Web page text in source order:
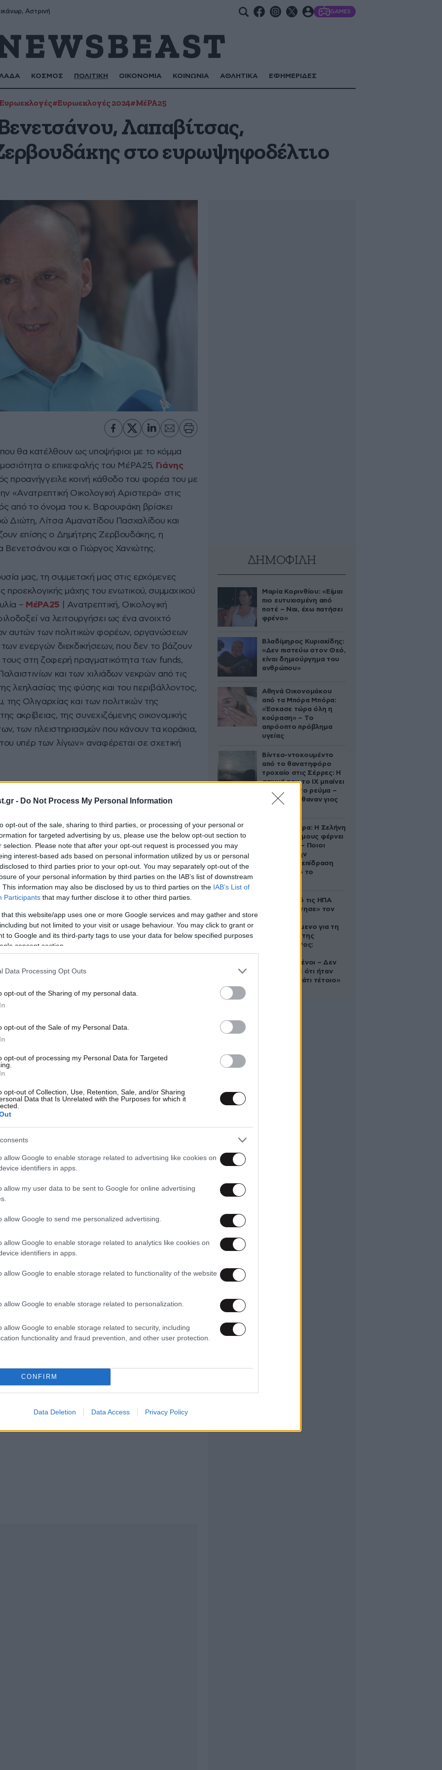
- Do Not Process My Personal Information
opt-out of the sale, sharing to third parties, or processing of your personal or
for targeted advertising by us, please use the below opt-out section to
selection. Please note that after your opt-out request is processed you may
interest-based ads based on personal information utilized by us or personal
to third parties prior to your opt-out. You may separately opt-out of the
of your personal information by third parties on the IAB’s list of downstream
This information may also be disclosed by us to third parties on the IAB’s List of
Participants that may further disclose it to other third parties.
that this website/app uses one or more Google services and may gather and store
but not limited to your visit or usage behaviour. You may click to grant or
to Google and its third-party tags to use your data for below specified purposes
consent section.
Data Processing Opt Outs
opt-out of the Sharing of my personal data.
opt-out of the Sale of my Personal Data.
opt-out of processing my Personal Data for Targeted
opt-out of Collection, Use, Retention, Sale, and/or Sharing
Data that Is Unrelated with the Purposes for which it
allow Google to enable storage related to advertising like cookies on
identifiers in apps.
allow my user data to be sent to Google for online advertising
allow Google to send me personalized advertising.
allow Google to enable storage related to analytics like cookies on
identifiers in apps.
allow Google to enable storage related to functionality of the website
allow Google to enable storage related to personalization.
allow Google to enable storage related to security, including
functionality and fraud prevention, and other user protection.
CONFIRM
Data Deletion Data Access Privacy Policy
Αστρινή GAMES
ΚΟΣΜΟΣ ΠΟΛΙΤΙΚΗ ΟΙΚΟΝΟΜΙΑ ΚΟΙΝΩΝΙΑ ΑΘΛΗΤΙΚΑ ΕΦΗΜΕΡΙΔΕΣ
#Ευρωεκλογές 2024#ΜέΡΑ25
Λαπαβίτσας,
στο ευρωψηφοδέλτιο
θα κατέλθουν ως υποψήφιοι με το κόμμα
ο επικεφαλής του ΜέΡΑ25, Γιάνης
προανήγγειλε κοινή κάθοδο του φορέα του με
«Ανατρεπτική Οικολογική Αριστερά» στις
από το όνομα του κ. Βαρουφάκη βρίσκει
Διώτη, Λίτσα Αμανατίδου Πασχαλίδου και
επίσης ο Δημήτρης Ζερβουδάκης, η
και ο Γιώργος Χανιώτης.
μας, τη συμμετοχή μας στις ερχόμενες
προεκλογικής μάχης του ενωτικού, συμμαχικού
– ΜέΡΑ25 | Ανατρεπτική, Οικολογική
να λειτουργήσει ως ένα ανοιχτό
αυτών των πολιτικών φορέων, οργανώσεων
ενεργών διεκδικήσεων, που δεν το βάζουν
στη ζοφερή πραγματικότητα των funds,
και των χιλιάδων νεκρών από τις
λεηλασίας της φύσης και του περιβάλλοντος,
της Ολιγαρχίας και των πολιτικών της
ακρίβειας, της συνεχιζόμενης οικονομικής
των πλειστηριασμών που κάνουν τα κοράκια,
υπέρ των λίγων» αναφέρεται σε σχετική
ένα κοινωνικό μέτωπο, στη βάση της
μαζί με πολιτικές δυνάμεις και πολιτικούς
ανένταχτες αγωνίστριες που συμμετέχουν
ανθρώπους της τέχνης και του πολιτισμού,
Ευρωεκλογές
του Ιουνίου, με κεντρικά
διαβίωση και την Περιβαλλοντική
ξεκινάει σήμερα, ενώ διατηρεί ανοιχτό
δύναμη, προς κάθε αγωνιστή και
στο Ευρωκοινοβούλιο απέναντι στο
Η ατέλειωτη πολεμική προετοιμασία, η αιώνια
για τους πολλούς, η αδράνεια μπροστά στην
διάλυση του περιβάλλοντος στο όνομα του
δεν πρέπει να μείνουν αναπάντητα.
αντίκτυπο στο
να τροφοδοτήσουμε στην Ελλάδα την
απέναντι στην λεηλασία της
Μητσοτάκη. Είμαστε εδώ!
της εργασίας, τον δημόσιο χώρο και τα
μπροστά στην κλιματική καταστροφή.
λεηλατούν τις ζωές μας. Προχωράμε!».
ευρωβουλευτών είναι τα εξής:
ΔΗΜΟΦΙΛΗ
Μαρία Κορινθίου: «Είμαι
πιο ευτυχισμένη από
ποτέ – Ναι, έχω πατήσει
φρένο»
Βλαδίμηρος Κυριακίδης:
«Δεν πιστεύω στον Θεό,
είναι δημιούργημα του
ανθρώπου»
Αθηνά Οικονομάκου
από τα Μπόρα Μπόρα:
«Έσκασε τώρα όλη η
κούραση» – Το
απρόοπτο πρόβλημα
υγείας
Βίντεο-ντοκουμέντο
από το θανατηφόρο
τροχαίο στις Σέρρες: Η
στιγμή που το ΙΧ μπαίνει
στο αντίθετο ρεύμα –
Ακαριαία πέθαναν γιος
Ζώδια σήμερα: Η Σελήνη
στους Διδύμους φέρνει
ανατροπές – Ποιοι
δέχονται την
ευεργετική επίδραση
του Δία από το
Ζευγάρι από τις ΗΠΑ
που «υιοθέτησε» τον
κατηγορούμενο για τη
δολοφονία της
Ελίζαμπεθ Ρος:
συντετριμμένοι – Δεν
έδειξε ποτέ ότι ήταν
ικανός για κάτι τέτοιο»